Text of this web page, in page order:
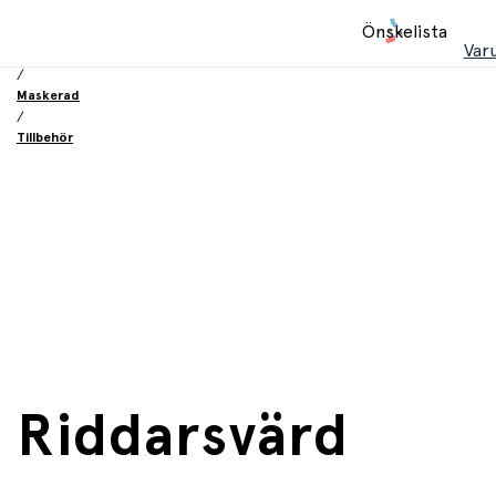
Önskelista
/
Maskerad
/
Tillbehör
Riddarsvärd